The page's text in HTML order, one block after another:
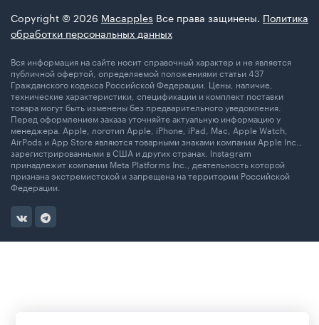
Copyright © 2026 Macapples Все права защинены. Политика
обработки персональных данных
Вся информация на сайте носит справочный характер и не является
публичной офертой, определяемой положениями статьи 437
Гражданского кодекса Российской Федерации. Цены, наличие,
технические характеристики, спецификации и комплект поставки
товара могут быть изменены без предварительного уведомления.
Перед оформлением заказа уточняйте актуальную информацию у
менеджера. Apple, логотип Apple, iPhone, iPad, Mac, Apple Watch,
AirPods и App Store являются товарными знаками компании Apple Inc.,
зарегистрированными в США и других странах. Instagram
принадлежит компании Meta Platforms Inc., деятельность которой
признана экстремистской и запрещена на территории Российской
Федерации.